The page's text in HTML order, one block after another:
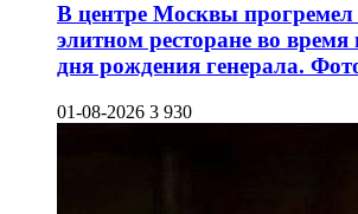
В центре Москвы
элитном ресторане во
дня рождения генерала.
01-08-2026 3 930